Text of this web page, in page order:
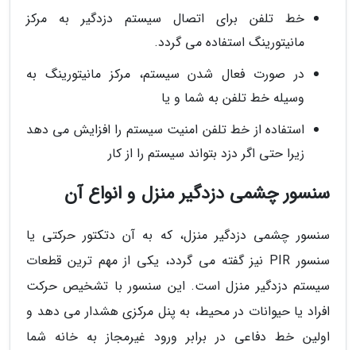
خط تلفن برای اتصال سیستم دزدگیر به مرکز
مانیتورینگ استفاده می گردد.
در صورت فعال شدن سیستم، مرکز مانیتورینگ به
وسیله خط تلفن به شما و یا
استفاده از خط تلفن امنیت سیستم را افزایش می دهد
زیرا حتی اگر دزد بتواند سیستم را از کار
سنسور چشمی دزدگیر منزل و انواع آن
سنسور چشمی دزدگیر منزل، که به آن دتکتور حرکتی یا
سنسور PIR نیز گفته می گردد، یکی از مهم ترین قطعات
سیستم دزدگیر منزل است. این سنسور با تشخیص حرکت
افراد یا حیوانات در محیط، به پنل مرکزی هشدار می دهد و
اولین خط دفاعی در برابر ورود غیرمجاز به خانه شما